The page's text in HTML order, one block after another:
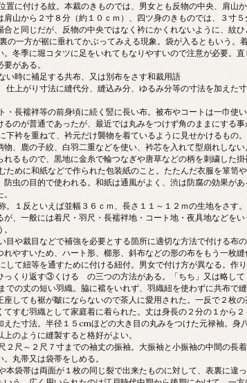
置に付ける紋。本裁のきものでは、男女とも反物の中央、肩山
山から２寸８分（約１０ｃｍ）、四ツ身のきものでは、３寸
と同じだが、反物の中央ではなく衿にかくれないように、紋ひ
の一方が裾に垂れてかぶってみえる現象。袋が入るともいう。
冬季に堀コタツに足をいれてもなりやすいので注意が必要。
がある。
時に補足する共布、又は別布をさす和裁用語
上がり寸法に縫代分、縫込み分、ゆるみ分等の寸法を加えた
長襦袢等の前身頃に続く竪に長い布。被布やコートは一巾使
のが普通であったが、最近では丸みをつけず角のままにする事
衿を重ねて、衿元だけ襲物を着ているように見せかけるもの
、鹿の子絞、白羽二重などを使い、衿芯を入れて型崩れしな
るもので、黒地に金糸で輪つなぎや唐草などの柄を刺繍した掛
めに和紙などで作られた包装紙のこと。たたんだ衣服を箪笥
防虫の目的で使われる。和紙は通風がよく、渋は防腐の効果が
。１反といえば並幅３６ｃｍ、長さ１１～１２ｍの生地をさす
が、一般には着尺・羽尺・長襦袢地・コート地・夜具地などを
や裁目などで補強を必要とする箇所に適切な方法で付ける布
やすいため、ハート形、櫛形、斜布などの形の布をもう一枚縫
て紐等を通すために付ける紐付。男女で付け方が異なる。作
くり返す③くける の三つの方法がある。「ちち」又は略して
の丈の短い羽織。脇に襠をいれず、羽織紐を使わずに共布で
しても裾が皺にならないので茶人に愛用された。一反で２枚の
すむ羽織として家庭着に着られた。丈は身長の２分の１から
た寸法。半径１５cmほどの大き目の丸みをつけた元禄袖。身
のように縫製すると格好がよい。
尺～２尺７寸までの袖丈の振袖。大振袖と小振袖の中間の長
丸帯又は袋帯をしめる。
袋帯は両面が１枚の同じ裂で出来たものに対して、表裏に違